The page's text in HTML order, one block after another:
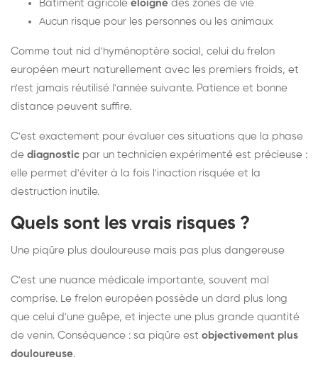
Bâtiment agricole éloigné des zones de vie
Aucun risque pour les personnes ou les animaux
Comme tout nid d'hyménoptère social, celui du frelon
européen meurt naturellement avec les premiers froids, et
n'est jamais réutilisé l'année suivante. Patience et bonne
distance peuvent suffire.
C'est exactement pour évaluer ces situations que la phase
de diagnostic par un technicien expérimenté est précieuse :
elle permet d'éviter à la fois l'inaction risquée et la
destruction inutile.
Quels sont les vrais risques ?
Une piqûre plus douloureuse mais pas plus dangereuse
C'est une nuance médicale importante, souvent mal
comprise. Le frelon européen possède un dard plus long
que celui d'une guêpe, et injecte une plus grande quantité
de venin. Conséquence : sa piqûre est objectivement plus
douloureuse.